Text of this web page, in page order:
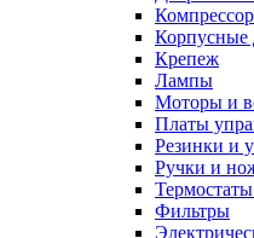
Корпусные
Крепеж
Лампы
Моторы и
Платы
Резинки и
Ручки и
Фильтры